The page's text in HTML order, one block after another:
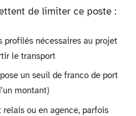
de limiter ce poste :
profilés nécessaires au projet
le transport
un seuil de franco de port
montant)
ou en agence, parfois